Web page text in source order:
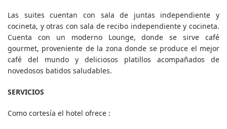
Las suites cuentan con sala de juntas independiente y
cocineta, y otras con sala de recibo independiente y cocineta.
Cuenta con un moderno Lounge, donde se sirve café
gourmet, proveniente de la zona donde se produce el mejor
café del mundo y deliciosos platillos acompañados de
novedosos batidos saludables.
SERVICIOS
Como cortesía el hotel ofrece :